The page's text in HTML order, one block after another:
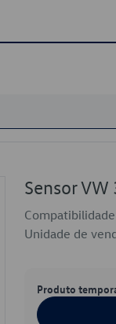
Sensor
Unidade de
Produto